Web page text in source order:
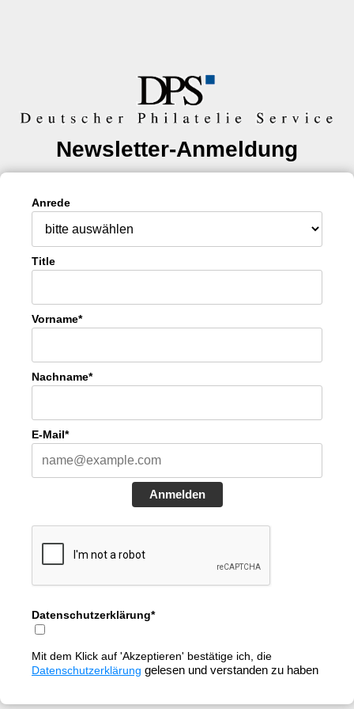
Newsletter-Anmeldung
Anrede
Title
Vorname*
Nachname*
E-Mail*
Anmelden
Datenschutzerklärung*
Mit dem Klick auf 'Akzeptieren' bestätige ich, die
Datenschutzerklärung gelesen und verstanden zu haben